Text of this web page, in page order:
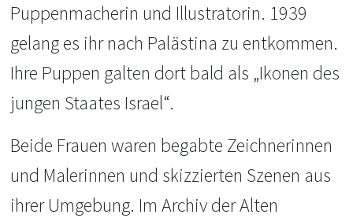
Puppenmacherin und Illustratorin. 1939
gelang es ihr nach Palästina zu entkommen.
Ihre Puppen galten dort bald als „Ikonen des
jungen Staates Israel“.
Beide Frauen waren begabte Zeichnerinnen
und Malerinnen und skizzierten Szenen aus
ihrer Umgebung. Im Archiv der Alten